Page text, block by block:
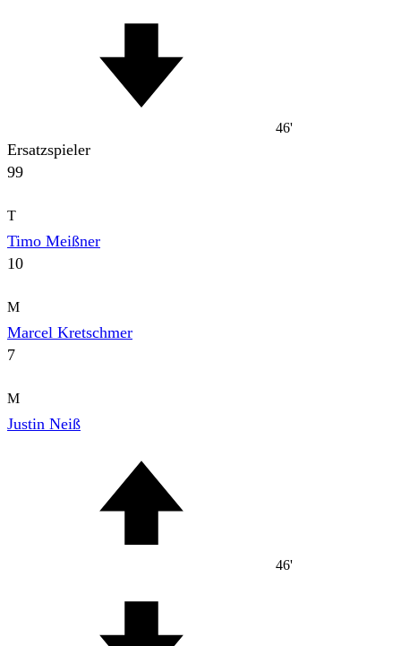
46'
Ersatzspieler
99
T
Timo Meißner
10
M
Marcel Kretschmer
7
M
Justin Neiß
46'